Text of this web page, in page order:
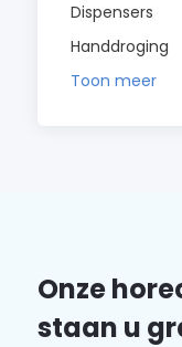
Dispensers
Handdroging
Toon meer
Onze
staan u